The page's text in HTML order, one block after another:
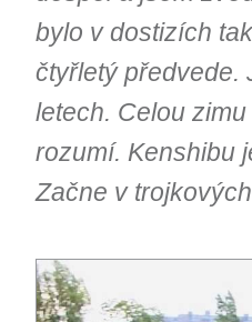
bylo v dostizích
čtyřletý předvede.
letech. Celou
rozumí. Kenshibu
Začne v